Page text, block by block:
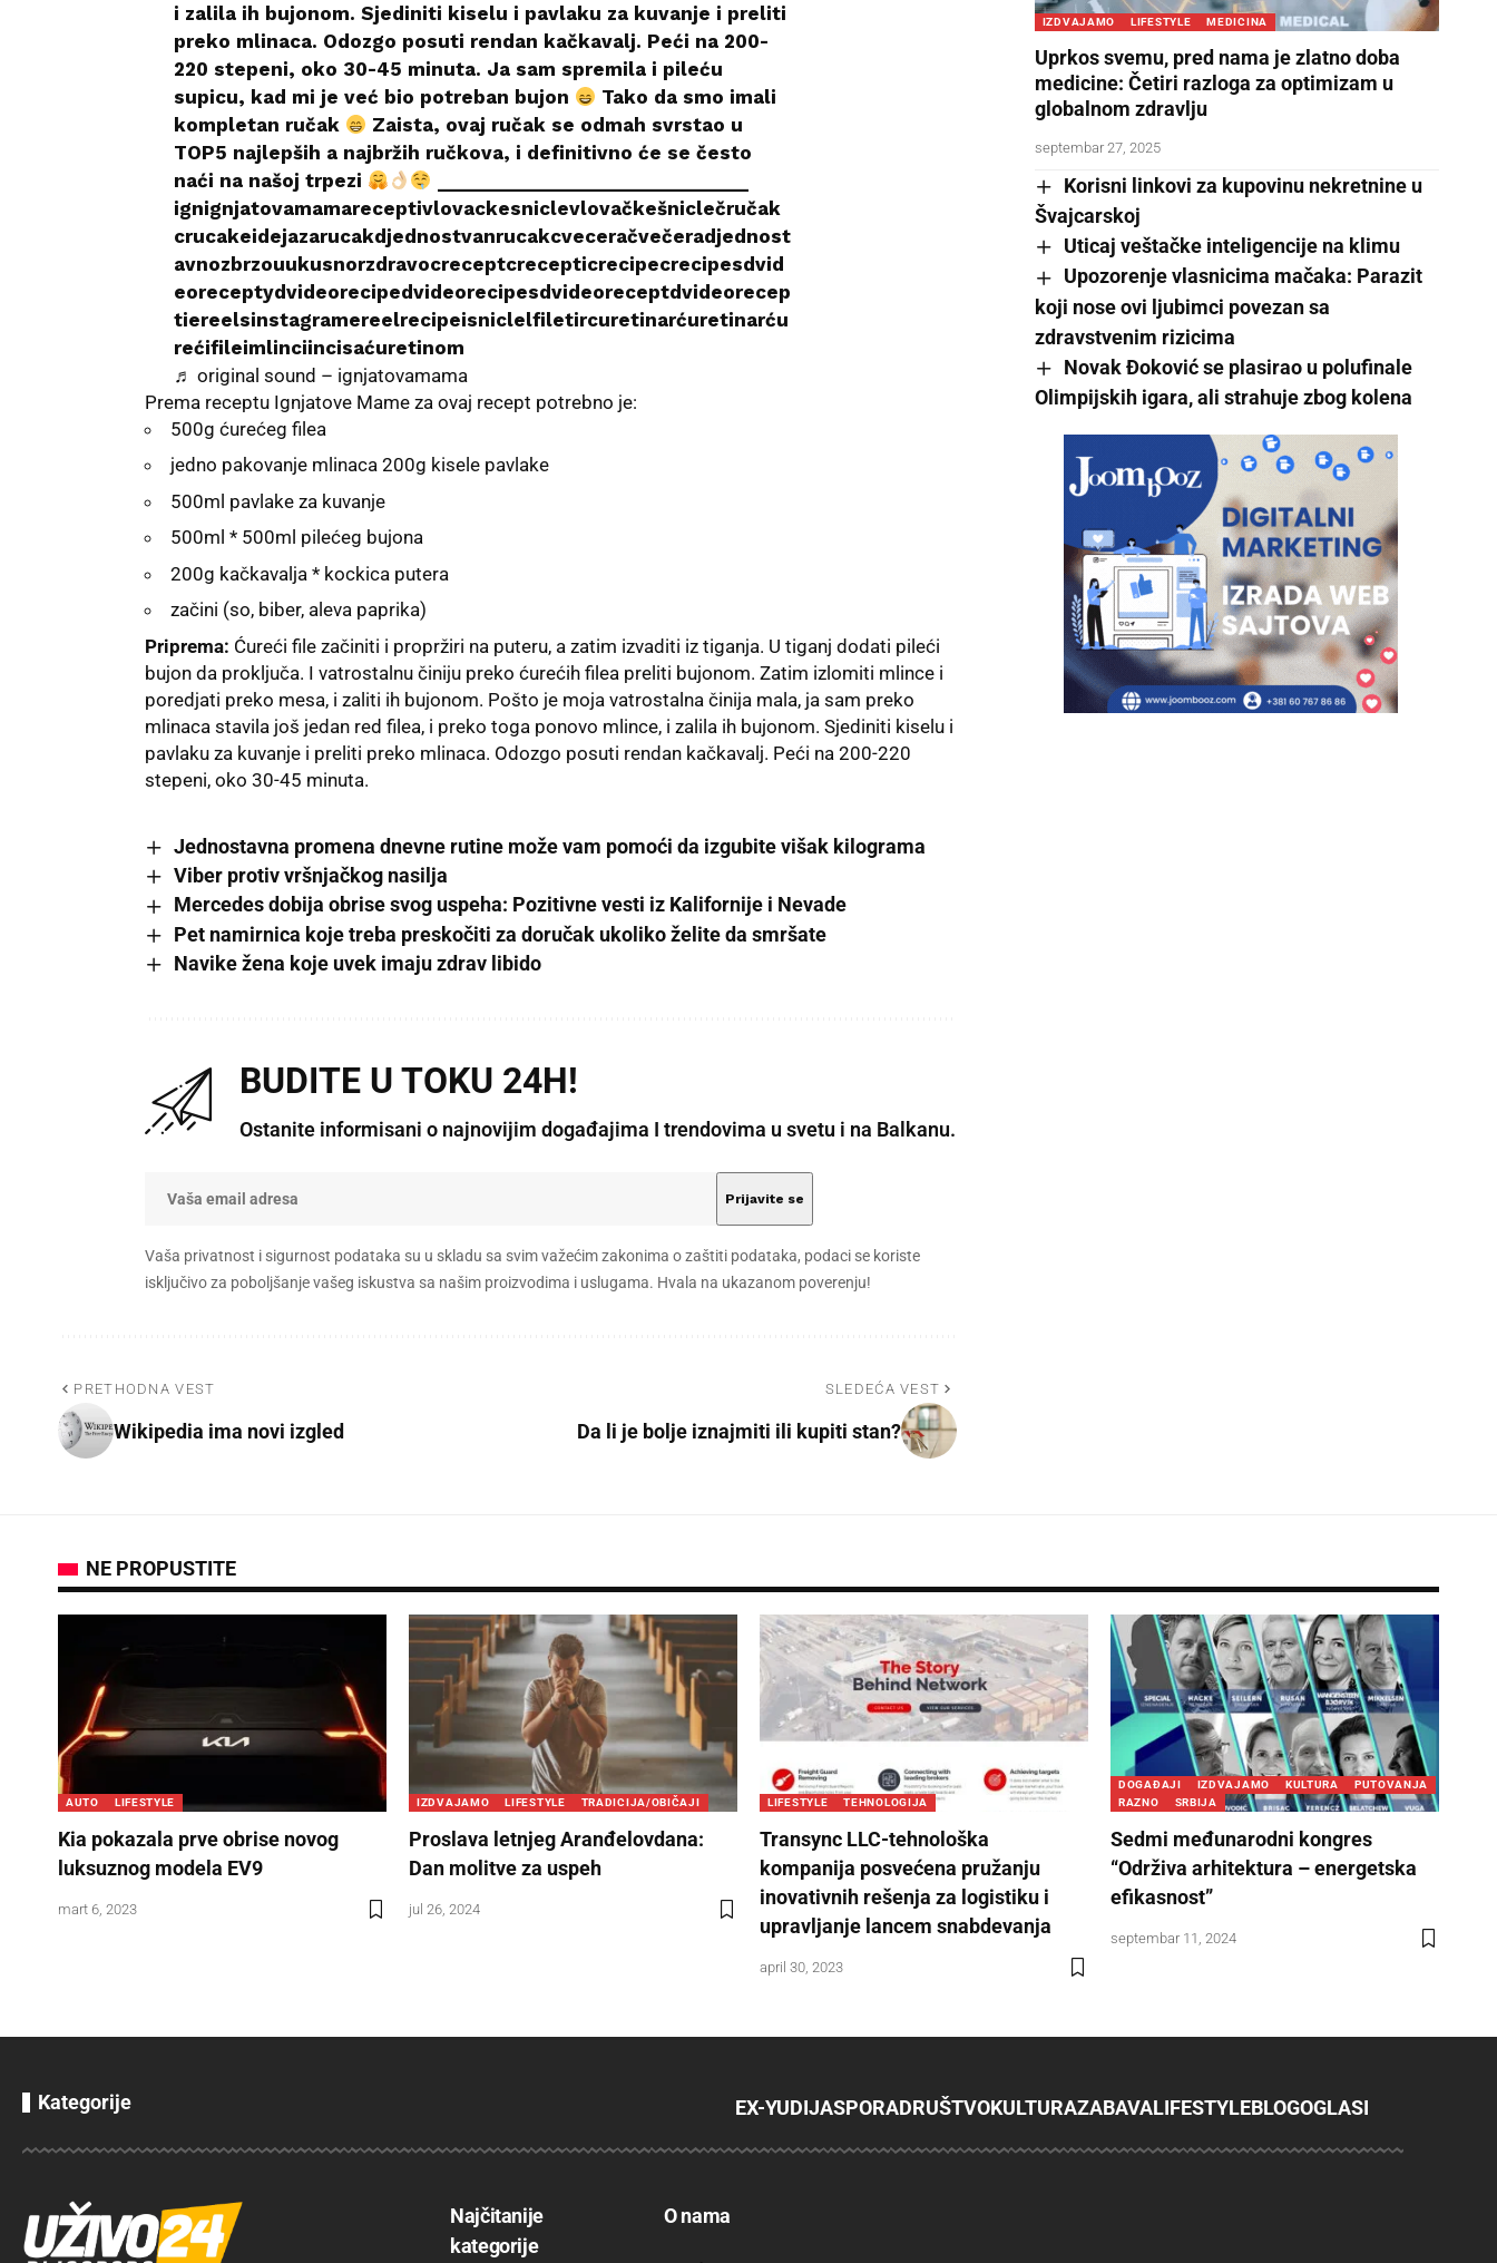
i zalila ih bujonom. Sjediniti kiselu i pavlaku za kuvanje i preliti
preko mlinaca. Odozgo posuti rendan kačkavalj. Peći na 200-
220 stepeni, oko 30-45 minuta. Ja sam spremila i pileću
supicu, kad mi je već bio potreban bujon
Tako da smo imali
kompletan ručak
Zaista, ovaj ručak se odmah svrstao u
TOP5 najlepših a najbržih ručkova, i definitivno će se često
naći na našoj trpezi
ignignjatovamamareceptivlovackesniclevlovačkešniclečručak
crucakeidejazarucakdjednostvanrucakcveceračvečeradjednost
avnozbrzouukusnorzdravocreceptcrecepticrecipecrecipesdvid
eoreceptydvideorecipedvideorecipesdvideoreceptdvideorecep
tiereelsinstagramereelrecipeisniclelfiletircuretinarćuretinarću
rećifileimlinciincisaćuretinom
♬ original sound – ignjatovamama
Prema receptu Ignjatove Mame za ovaj recept potrebno je:
500g ćurećeg filea
jedno pakovanje mlinaca 200g kisele pavlake
500ml pavlake za kuvanje
500ml * 500ml pilećeg bujona
200g kačkavalja * kockica putera
začini (so, biber, aleva paprika)
Priprema: Ćureći file začiniti i propržiri na puteru, a zatim izvaditi iz tiganja. U tiganj dodati pileći
bujon da proključa. I vatrostalnu činiju preko ćurećih filea preliti bujonom. Zatim izlomiti mlince i
poredjati preko mesa, i zaliti ih bujonom. Pošto je moja vatrostalna činija mala, ja sam preko
mlinaca stavila još jedan red filea, i preko toga ponovo mlince, i zalila ih bujonom. Sjediniti kiselu i
pavlaku za kuvanje i preliti preko mlinaca. Odozgo posuti rendan kačkavalj. Peći na 200-220
stepeni, oko 30-45 minuta.
Jednostavna promena dnevne rutine može vam pomoći da izgubite višak kilograma
Viber protiv vršnjačkog nasilja
Mercedes dobija obrise svog uspeha: Pozitivne vesti iz Kalifornije i Nevade
Pet namirnica koje treba preskočiti za doručak ukoliko želite da smršate
Navike žena koje uvek imaju zdrav libido
BUDITE U TOKU 24H!
Ostanite informisani o najnovijim događajima I trendovima u svetu i na Balkanu.
Vaša privatnost i sigurnost podataka su u skladu sa svim važećim zakonima o zaštiti podataka, podaci se koriste
isključivo za poboljšanje vašeg iskustva sa našim proizvodima i uslugama. Hvala na ukazanom poverenju!
PRETHODNA VEST
Wikipedia ima novi izgled
SLEDEĆA VEST
Da li je bolje iznajmiti ili kupiti stan?
IZDVAJAMO LIFESTYLE MEDICINA
Uprkos svemu, pred nama je zlatno doba
medicine: Četiri razloga za optimizam u
globalnom zdravlju
septembar 27, 2025
Korisni linkovi za kupovinu nekretnine u
Švajcarskoj
Uticaj veštačke inteligencije na klimu
Upozorenje vlasnicima mačaka: Parazit
koji nose ovi ljubimci povezan sa
zdravstvenim rizicima
Novak Đoković se plasirao u polufinale
Olimpijskih igara, ali strahuje zbog kolena
NE PROPUSTITE
AUTO LIFESTYLE
Kia pokazala prve obrise novog
luksuznog modela EV9
mart 6, 2023
IZDVAJAMO LIFESTYLE TRADICIJA/OBIČAJI
Proslava letnjeg Aranđelovdana:
Dan molitve za uspeh
jul 26, 2024
LIFESTYLE TEHNOLOGIJA
Transync LLC-tehnološka
kompanija posvećena pružanju
inovativnih rešenja za logistiku i
upravljanje lancem snabdevanja
april 30, 2023
DOGAĐAJI IZDVAJAMO KULTURA
PUTOVANJA
RAZNO
SRBIJA
Sedmi međunarodni kongres
“Održiva arhitektura – energetska
efikasnost”
septembar 11, 2024
Kategorije EX-YUDIJASPORADRUŠTVOKULTURAZABAVALIFESTYLEBLOGOGLASI
Najčitanije
kategorije
O nama